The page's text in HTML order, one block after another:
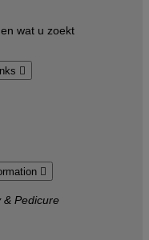
wat u zoekt


& Pedicure